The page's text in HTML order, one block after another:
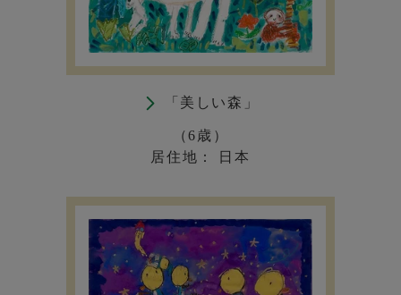
「美しい森」
（6歳）
居住地： 日本